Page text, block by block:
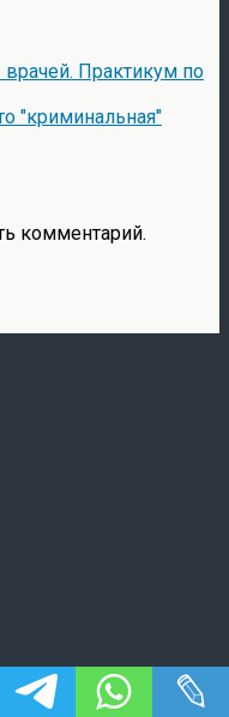
Практикум по
"криминальная"
комментарий.